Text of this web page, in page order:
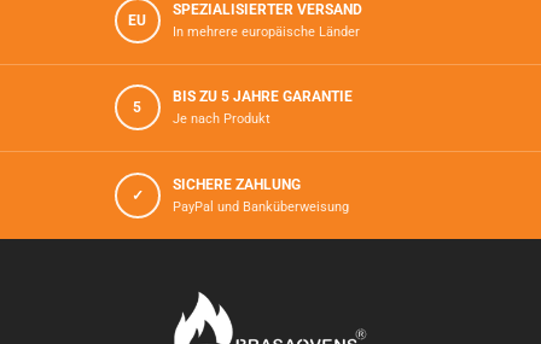
EU
SPEZIALISIERTER VERSAND
In mehrere europäische Länder
5
BIS ZU 5 JAHRE GARANTIE
Je nach Produkt
✓
SICHERE ZAHLUNG
PayPal und Banküberweisung